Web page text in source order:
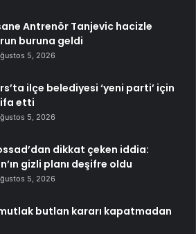
Antrenör Tanjevic hacizle
buruna geldi
5, 2026
ilçe belediyesi ‘yeni parti’ için
etti
5, 2026
dikkat çeken iddia:
gizli planı deşifre oldu
5, 2026
mutlak butlan kararı kapatmadan